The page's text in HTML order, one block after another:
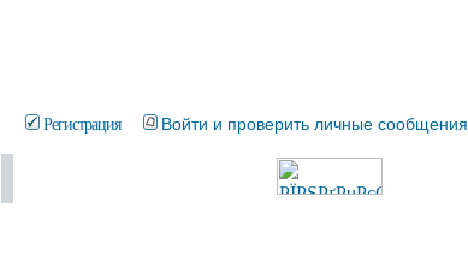
Регистрация Войти и проверить личные сообщения